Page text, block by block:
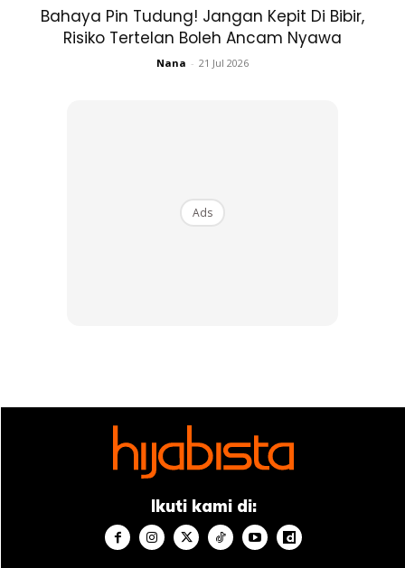
setiap jus lemon dan madu. Gaul rata dan sapukan pada
bibir. Biarkan selama 15-20 minit dan bilas dengan air.
Lakukan ini sekali sehari.
3. Aloe Vera
Bahaya Pin Tudung! Jangan Kepit Di Bibir,
Risiko Tertelan Boleh Ancam Nyawa
Nana - 21 Jul 2026
Ads
Ikuti kami di: